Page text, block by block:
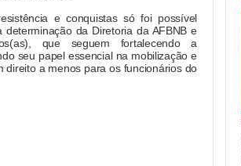
e conquistas só foi possível
da Diretoria da AFBNB e
que seguem fortalecendo a
seu papel essencial na mobilização e
direito a menos para os funcionários do